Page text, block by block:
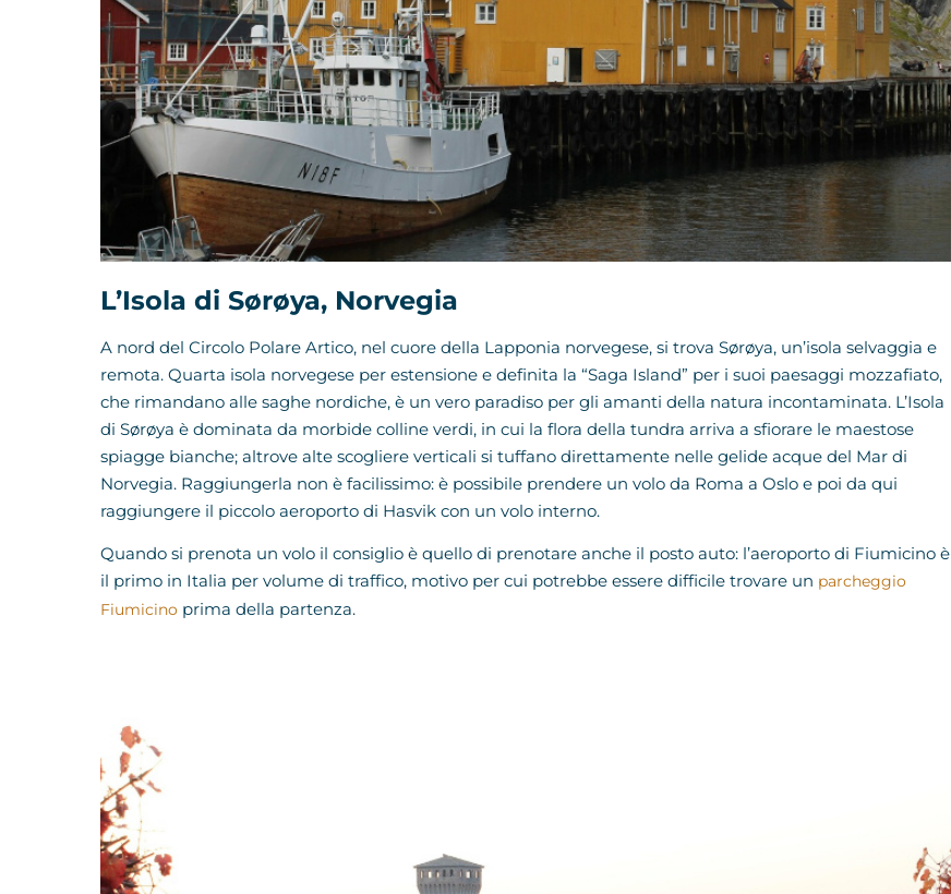
L’Isola di Sørøya, Norvegia
A nord del Circolo Polare Artico, nel cuore della Lapponia norvegese, si trova Sørøya, un’isola selvaggia e
remota. Quarta isola norvegese per estensione e definita la “Saga Island” per i suoi paesaggi mozzafiato,
che rimandano alle saghe nordiche, è un vero paradiso per gli amanti della natura incontaminata. L’Isola
di Sørøya è dominata da morbide colline verdi, in cui la flora della tundra arriva a sfiorare le maestose
spiagge bianche; altrove alte scogliere verticali si tuffano direttamente nelle gelide acque del Mar di
Norvegia. Raggiungerla non è facilissimo: è possibile prendere un volo da Roma a Oslo e poi da qui
raggiungere il piccolo aeroporto di Hasvik con un volo interno.
Quando si prenota un volo il consiglio è quello di prenotare anche il posto auto: l’aeroporto di Fiumicino è
il primo in Italia per volume di traffico, motivo per cui potrebbe essere difficile trovare un parcheggio
Fiumicino prima della partenza.